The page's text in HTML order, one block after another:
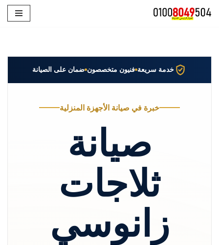
خدمة سريعة فنيون متخصصون ضمان على الصيانة
خبرة في صيانة الأجهزة المنزلية
صيانة
ثلاجات
زانوسي